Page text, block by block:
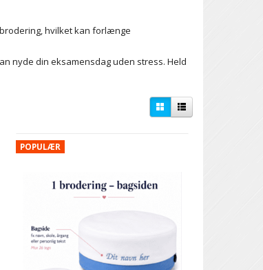
hvilket kan forlænge
nyde din eksamensdag uden stress. Held
POPULÆR